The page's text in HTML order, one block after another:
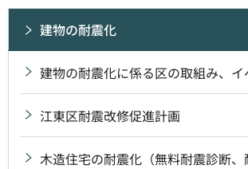
建物の耐震化
建物の耐震化に係る区の取組み、
江東区耐震改修促進計画
木造住宅の耐震化（無料耐震診断